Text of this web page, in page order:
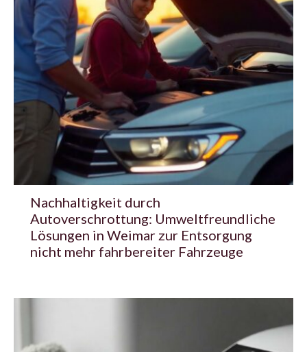
Nachhaltigkeit durch
Autoverschrottung: Umweltfreundliche
Lösungen in Weimar zur Entsorgung
nicht mehr fahrbereiter Fahrzeuge